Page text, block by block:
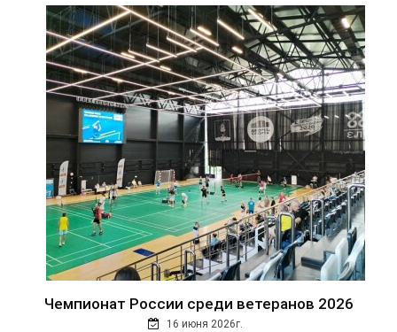
Чемпионат России среди ветеранов 2026
16 июня 2026г.